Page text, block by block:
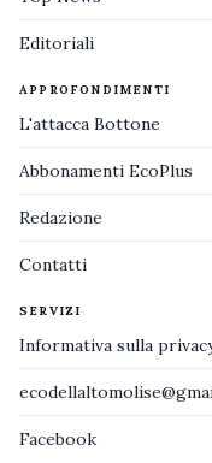
Editoriali
APPROFONDIMENTI
L'attacca Bottone
Abbonamenti EcoPlus
Redazione
Contatti
SERVIZI
Informativa sulla
Facebook